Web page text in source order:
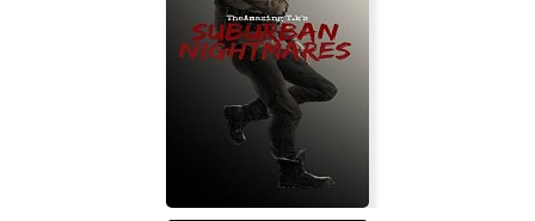
A.N.N.E